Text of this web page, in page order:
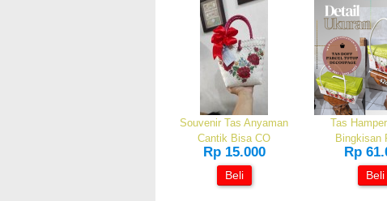
Souvenir Tas Anyaman
Cantik Bisa CO
Rp 15.000
Beli
Tas
Bingkisan
Rp
Beli